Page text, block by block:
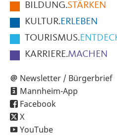
SeiteBILDUNG.STÄRKEN
KULTUR.ERLEBEN
TOURISMUS.
KARRIERE.MACHEN
Newsletter / Bürgerbrief
Mannheim-App
Facebook
X
YouTube